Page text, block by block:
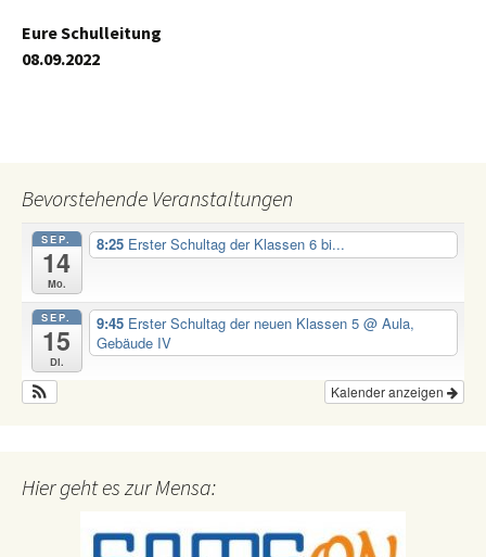
Eure Schulleitung
08.09.2022
Bevorstehende Veranstaltungen
SEP.
14
Mo.
8:25 Erster Schultag der Klassen 6 bi...
SEP.
15
Di.
9:45 Erster Schultag der neuen Klassen 5 @ Aula,
Gebäude IV
Kalender anzeigen
Hier geht es zur Mensa: